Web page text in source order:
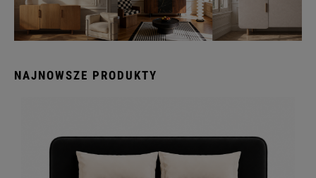
NAJNOWSZE PRODUKTY